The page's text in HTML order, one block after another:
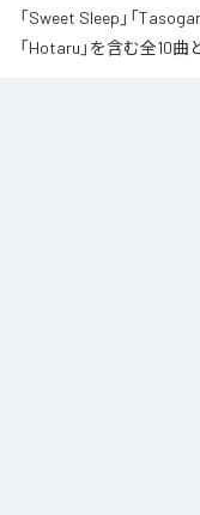
「Sweet Sleep」「
「Hotaru」を含む全10曲